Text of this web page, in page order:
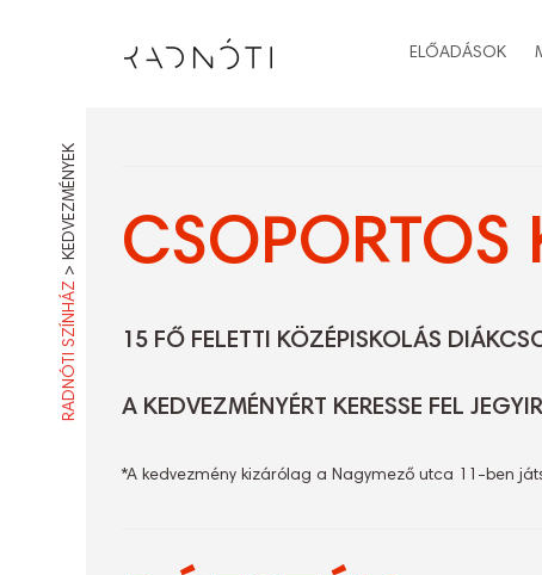
ELŐADÁSOK
RADNÓTI SZÍNHÁZ
>
KEDVEZMÉNYEK CSOPORTOS
15 FŐ FELETTI KÖZÉPISKOLÁS
A KEDVEZMÉNYÉRT KERESSE FEL
*A kedvezmény kizárólag a Nagymező utca 11-ben